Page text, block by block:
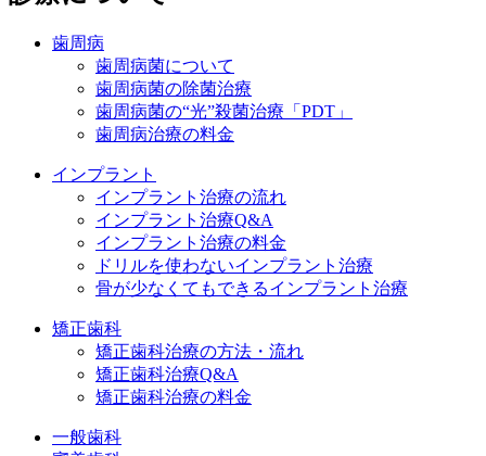
歯周病
歯周病菌について
歯周病菌の除菌治療
歯周病菌の“光”殺菌治療「PDT」
歯周病治療の料金
インプラント
インプラント治療の流れ
インプラント治療Q&A
インプラント治療の料金
ドリルを使わないインプラント治療
骨が少なくてもできるインプラント治療
矯正歯科
矯正歯科治療の方法・流れ
矯正歯科治療Q&A
矯正歯科治療の料金
一般歯科